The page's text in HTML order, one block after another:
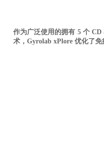
作为广泛使用的拥有 5 个
术，Gyrolab xPlore 优化了